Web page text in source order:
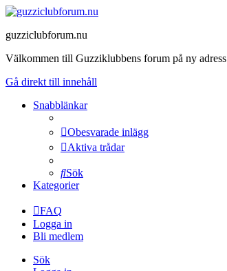
guzziclubforum.nu
Välkommen till Guzziklubbens forum på ny adress
Gå direkt till innehåll
Snabblänkar
Obesvarade inlägg
Aktiva trådar
Sök
Kategorier
FAQ
Logga in
Bli medlem
Sök